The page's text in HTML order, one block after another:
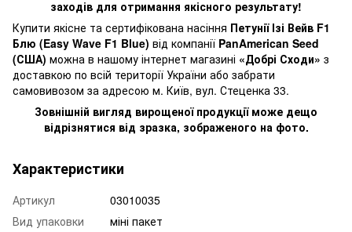
заходів для отримання якісного результату!
Купити якісне та сертифікована насіння Петунії Ізі Вейв F1
Блю (Easy Wave F1 Blue) від компанії PanAmerican Seed
(США) можна в нашому інтернет магазині «Добрі Сходи» з
доставкою по всій території України або забрати
самовивозом за адресою м. Київ, вул. Стеценка 33.
Зовнішній вигляд вирощеної продукції може дещо
відрізнятися від зразка, зображеного на фото.
Характеристики
Артикул
03010035
Вид упаковки
міні пакет